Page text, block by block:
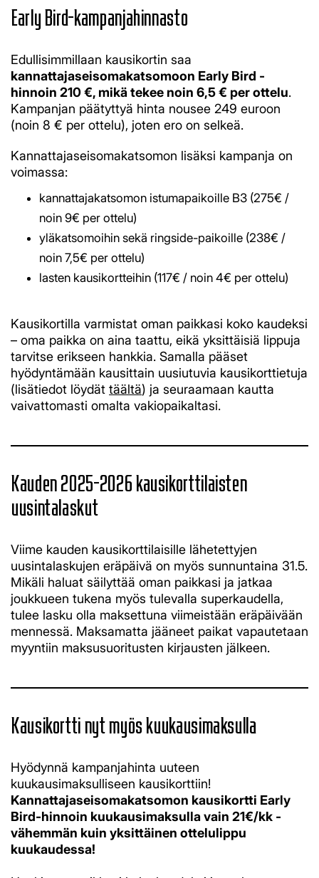
Early Bird-kampanjahinnasto
​​​​​​​Edullisimmillaan kausikortin saa
kannattajaseisomakatsomoon Early Bird -
hinnoin 210 €, mikä tekee noin 6,5 € per ottelu.
Kampanjan päätyttyä hinta nousee 249 euroon
(noin 8 € per ottelu), joten ero on selkeä.
Kannattajaseisomakatsomon lisäksi kampanja on
voimassa:
kannattajakatsomon istumapaikoille B3 (275€ /
noin 9€ per ottelu)
yläkatsomoihin sekä ringside-paikoille (238€ /
noin 7,5€ per ottelu)
lasten kausikortteihin (117€ / noin 4€ per ottelu)
Kausikortilla varmistat oman paikkasi koko kaudeksi
– oma paikka on aina taattu, eikä yksittäisiä lippuja
tarvitse erikseen hankkia. Samalla pääset
hyödyntämään kausittain uusiutuvia kausikorttietuja
(lisätiedot löydät täältä) ja seuraamaan kautta
vaivattomasti omalta vakiopaikaltasi.
Kauden 2025-2026 kausikorttilaisten
uusintalaskut
Viime kauden kausikorttilaisille lähetettyjen
uusintalaskujen eräpäivä on myös sunnuntaina 31.5.
Mikäli haluat säilyttää oman paikkasi ja jatkaa
joukkueen tukena myös tulevalla superkaudella,
tulee lasku olla maksettuna viimeistään eräpäivään
mennessä. Maksamatta jääneet paikat vapautetaan
myyntiin maksusuoritusten kirjausten jälkeen.
Kausikortti nyt myös kuukausimaksulla
​​​​​​​Hyödynnä kampanjahinta uuteen
kuukausimaksulliseen kausikorttiin!
Kannattajaseisomakatsomon kausikortti Early
Bird-hinnoin kuukausimaksulla vain 21€/kk -
vähemmän kuin yksittäinen ottelulippu
kuukaudessa!